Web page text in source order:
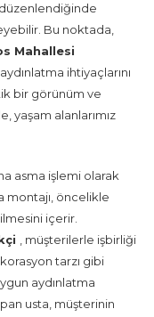
Bu noktada,
Mahallesi
ihtiyaçlarını
bir görünüm ve
yaşam alanlarımız
asma işlemi olarak
montajı, öncelikle
içerir.
, müşterilerle işbirliği
tarzı gibi
aydınlatma
usta, müşterinin